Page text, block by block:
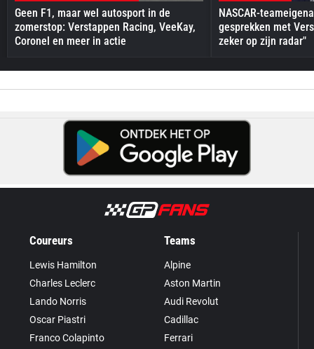
Geen F1, maar wel autosport in de
zomerstop: Verstappen Racing, VeeKay,
Coronel en meer in actie
NASCAR-
gesprekken met
zeker op zijn radar"
Coureurs
Lewis Hamilton
Charles Leclerc
Lando Norris
Oscar Piastri
Franco Colapinto
Teams
Alpine
Aston Martin
Audi Revolut
Cadillac
Ferrari